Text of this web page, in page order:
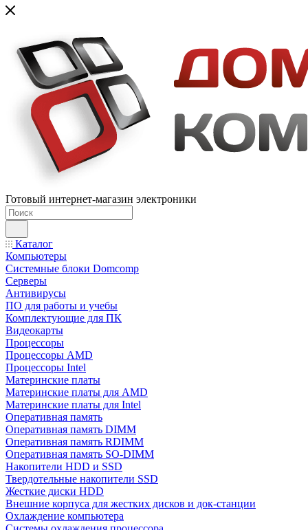
Готовый интернет-магазин электроники
Каталог
Компьютеры
Системные блоки Domcomp
Серверы
Антивирусы
ПО для работы и учебы
Комплектующие для ПК
Видеокарты
Процессоры
Процессоры AMD
Процессоры Intel
Материнские платы
Материнские платы для AMD
Материнские платы для Intel
Оперативная память
Оперативная память DIMM
Оперативная память RDIMM
Оперативная память SO-DIMM
Накопители HDD и SSD
Твердотельные накопители SSD
Жесткие диски HDD
Внешние корпуса для жестких дисков и док-станции
Охлаждение компьютера